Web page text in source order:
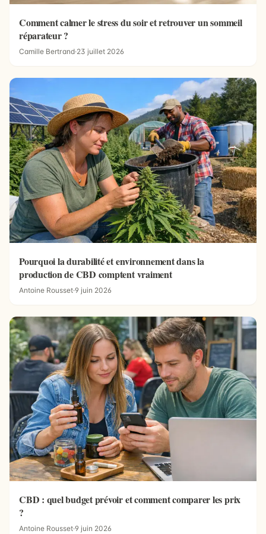
Comment calmer le stress du soir et retrouver un sommeil
réparateur ?
Camille Bertrand·23 juillet 2026
Pourquoi la durabilité et environnement dans la
production de CBD comptent vraiment
Antoine Rousset·9 juin 2026
CBD : quel budget prévoir et comment comparer les prix
?
Antoine Rousset·9 juin 2026